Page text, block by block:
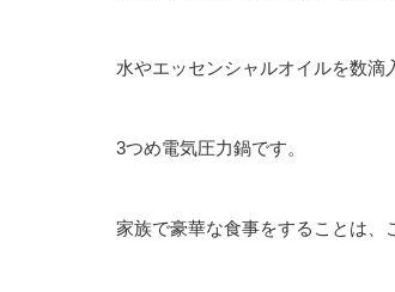
水やエッセンシャルオイルを数滴
3つめ電気圧力鍋です。
家族で豪華な食事をすることは、